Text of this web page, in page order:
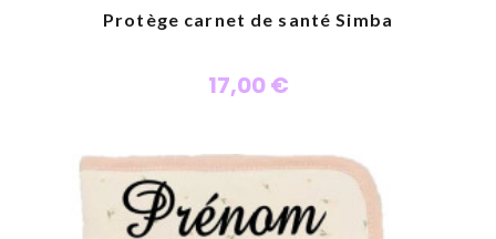
Personnaliser
Protège carnet de santé Simba
17,00 €